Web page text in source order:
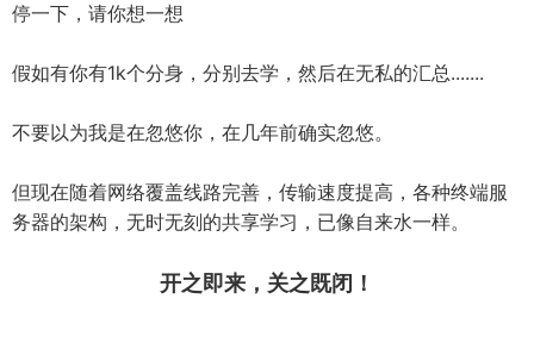
停一下，请你想一想
假如有你有1k个分身，分别去学，然后在无私的汇总.......
不要以为我是在忽悠你，在几年前确实忽悠。
但现在随着网络覆盖线路完善，传输速度提高，各种终端服
务器的架构，无时无刻的共享学习，已像自来水一样。
开之即来，关之既闭！